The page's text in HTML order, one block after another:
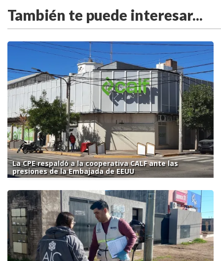
También te puede interesar...
La CPE respaldó a la cooperativa CALF ante las
presiones de la Embajada de EEUU